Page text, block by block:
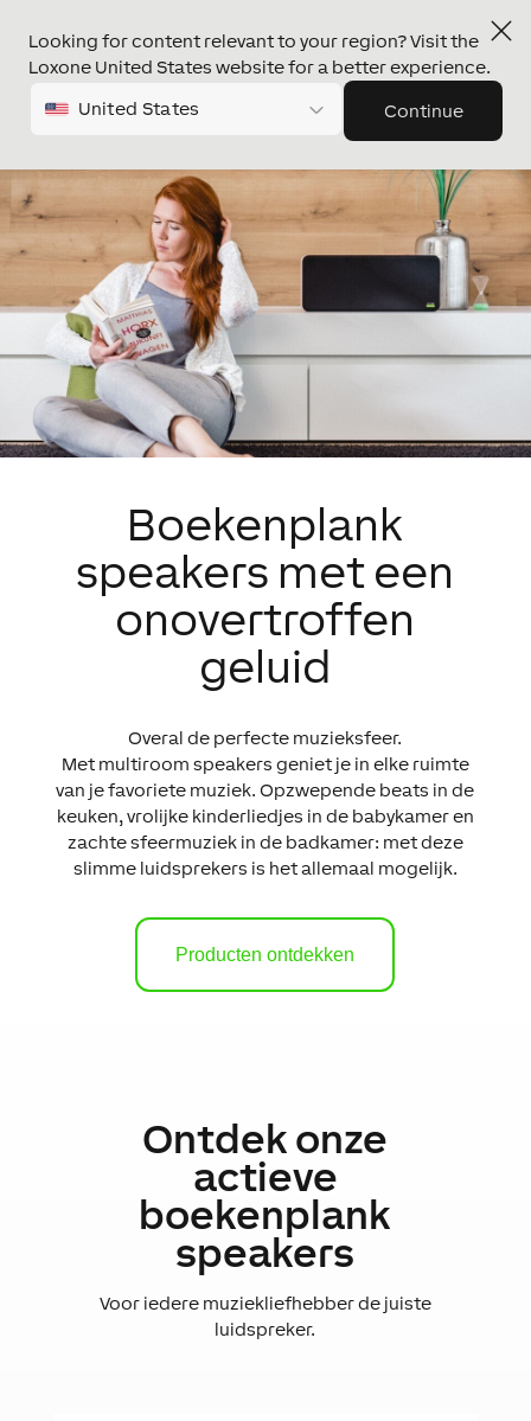
Looking for content relevant to your region? Visit the
Loxone United States website for a better experience.
United States Continue
Boekenplank
speakers met een
onovertroffen
geluid
Overal de perfecte muzieksfeer.
Met multiroom speakers geniet je in elke ruimte
van je favoriete muziek. Opzwepende beats in de
keuken, vrolijke kinderliedjes in de babykamer en
zachte sfeermuziek in de badkamer: met deze
slimme luidsprekers is het allemaal mogelijk.
Producten ontdekken
Ontdek onze
actieve
boekenplank
speakers
Voor iedere muziekliefhebber de juiste
luidspreker.